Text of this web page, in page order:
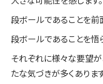
段ボールであることを前
段ボールであることを悟
それぞれに様々な要望が
たな気づきが多くあります